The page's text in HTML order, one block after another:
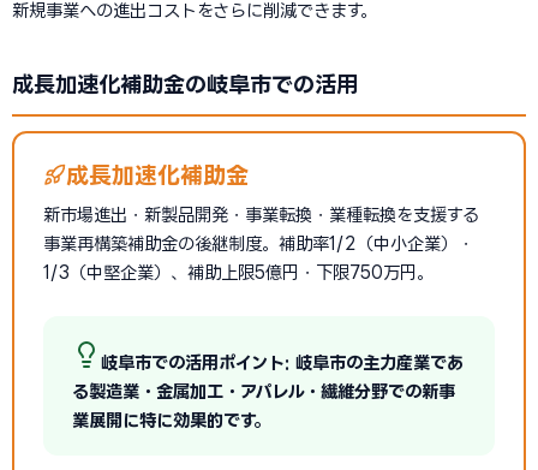
新規事業への進出コストをさらに削減できます。
成長加速化補助金の岐阜市での活用
成長加速化補助金
新市場進出・新製品開発・事業転換・業種転換を支援する
事業再構築補助金の後継制度。補助率1/2（中小企業）・
1/3（中堅企業）、補助上限5億円・下限750万円。
岐阜市での活用ポイント: 岐阜市の主力産業であ
る製造業・金属加工・アパレル・繊維分野での新事
業展開に特に効果的です。